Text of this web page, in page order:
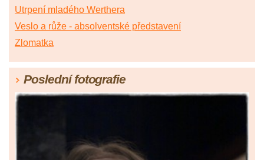
Utrpení mladého Werthera
Veslo a růže - absolventské představení
Zlomatka
Poslední fotografie